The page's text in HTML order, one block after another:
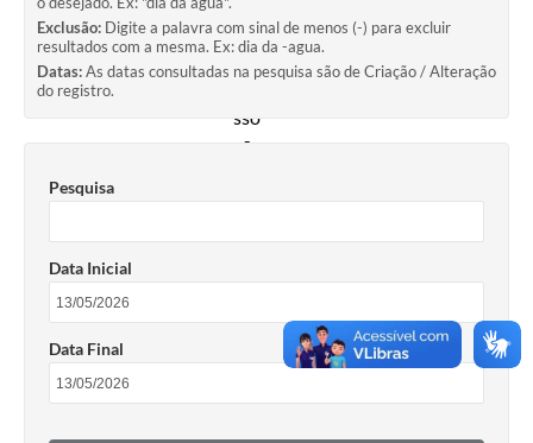
Transparência RPPS
Governança
AGETRAN
Legislação
COVID 19
Exclusão: Digite a palavra com sinal de menos (-) para excluir
resultados com a mesma. Ex: dia da -agua.
Datas:As datas consultadas na pesquisa são de Criação / Alteração
do registro.
Pesquisa
Data Inicial
Data Final